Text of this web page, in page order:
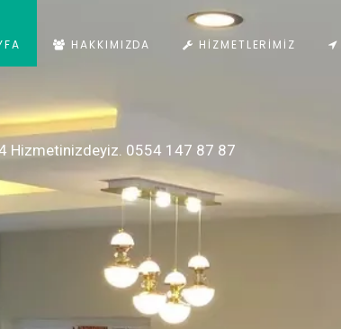
HAKKIMIZDA HIZMETLERIMIZ
Hizmetinizdeyiz. 0554 147 87 87